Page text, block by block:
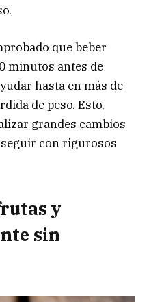
que beber
minutos antes de
hasta en más de
de peso. Esto,
grandes cambios
seguir con rigurosos
y
sin